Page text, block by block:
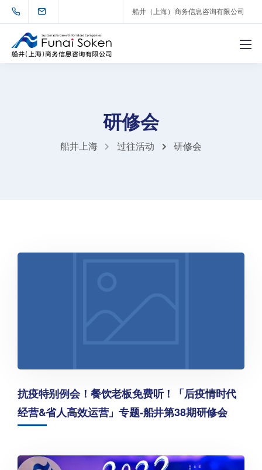
船井（上海）商务信息咨询有限公司
研修会
船井上海 过往活动 研修会
抗疫特别例会！餐饮老板免费听！「后疫情时代
经营&省人高效运营」专题-船井第38期研修会